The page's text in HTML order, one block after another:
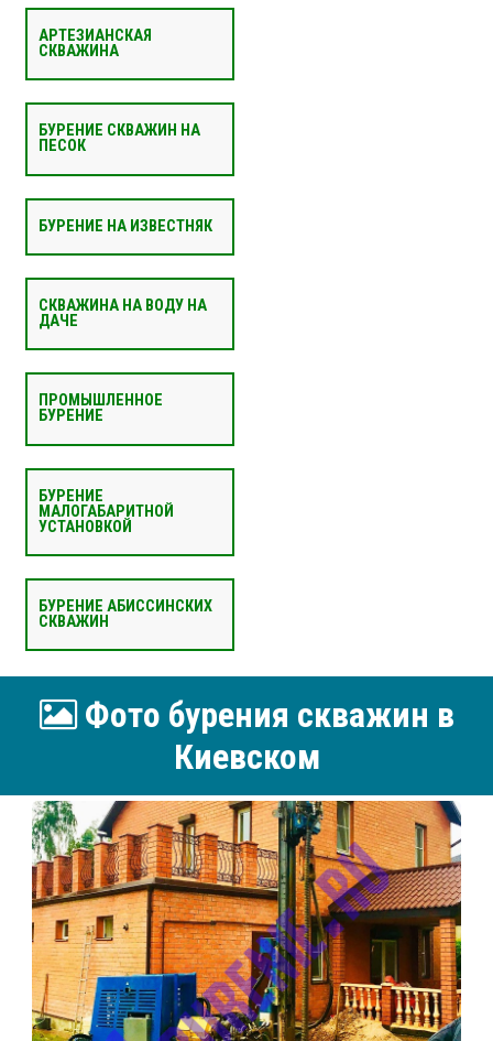
АРТЕЗИАНСКАЯ
СКВАЖИНА
БУРЕНИЕ СКВАЖИН НА
ПЕСОК
БУРЕНИЕ НА ИЗВЕСТНЯК
СКВАЖИНА НА ВОДУ НА
ДАЧЕ
ПРОМЫШЛЕННОЕ
БУРЕНИЕ
БУРЕНИЕ
МАЛОГАБАРИТНОЙ
УСТАНОВКОЙ
БУРЕНИЕ АБИССИНСКИХ
СКВАЖИН
Фото бурения скважин в
Киевском